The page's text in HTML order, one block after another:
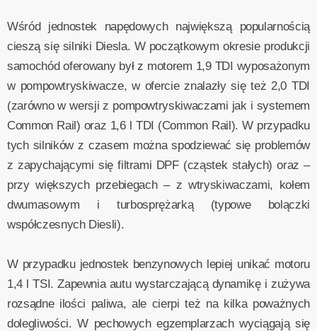
Wśród jednostek napędowych największą popularnością
cieszą się silniki Diesla. W początkowym okresie produkcji
samochód oferowany był z motorem 1,9 TDI wyposażonym
w pompowtryskiwacze, w ofercie znalazły się też 2,0 TDI
(zarówno w wersji z pompowtryskiwaczami jak i systemem
Common Rail) oraz 1,6 l TDI (Common Rail). W przypadku
tych silników z czasem można spodziewać się problemów
z zapychającymi się filtrami DPF (cząstek stałych) oraz –
przy większych przebiegach – z wtryskiwaczami, kołem
dwumasowym i turbosprężarką (typowe bolączki
współczesnych Diesli).
W przypadku jednostek benzynowych lepiej unikać motoru
1,4 l TSI. Zapewnia autu wystarczającą dynamikę i zużywa
rozsądne ilości paliwa, ale cierpi też na kilka poważnych
dolegliwości. W pechowych egzemplarzach wyciągają się